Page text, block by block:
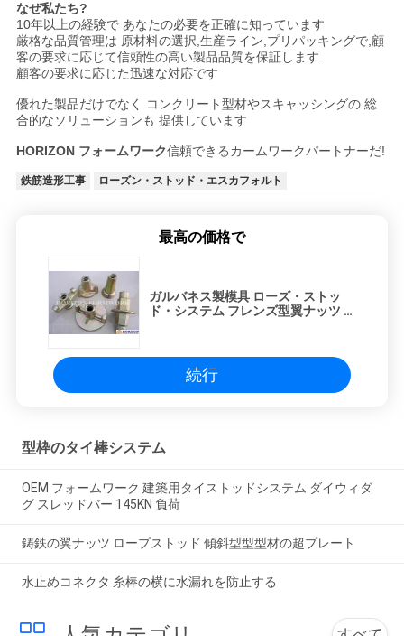
なぜ私たち?
10年以上の経験で あなたの必要を正確に知っています
厳格な品質管理は 原材料の選択,生産ライン,プリパッキングで,顧
客の要求に応じて信頼性の高い製品品質を保証します.
顧客の要求に応じた迅速な対応です
優れた製品だけでなく コンクリート型材やスキャッシングの 総
合的なソリューションも 提供しています
HORIZON フォームワーク信頼できるカームワークパートナーだ!
鉄筋造形工事 ローズン・ストッド・エスカフォルト
最高の価格で
ガルバネス製模具 ローズ・ストッ
ド・システム フレンズ型翼ナッツ 鋼
続行
型枠のタイ棒システム
OEM フォームワーク 建築用タイストッドシステム ダイウィダ
グ スレッドバー 145KN 負荷
鋳鉄の翼ナッツ ロープストッド 傾斜型型型材の超プレート
水止めコネクタ 糸棒の横に水漏れを防止する